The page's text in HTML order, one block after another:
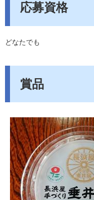
応募資格
どなたでも
賞品